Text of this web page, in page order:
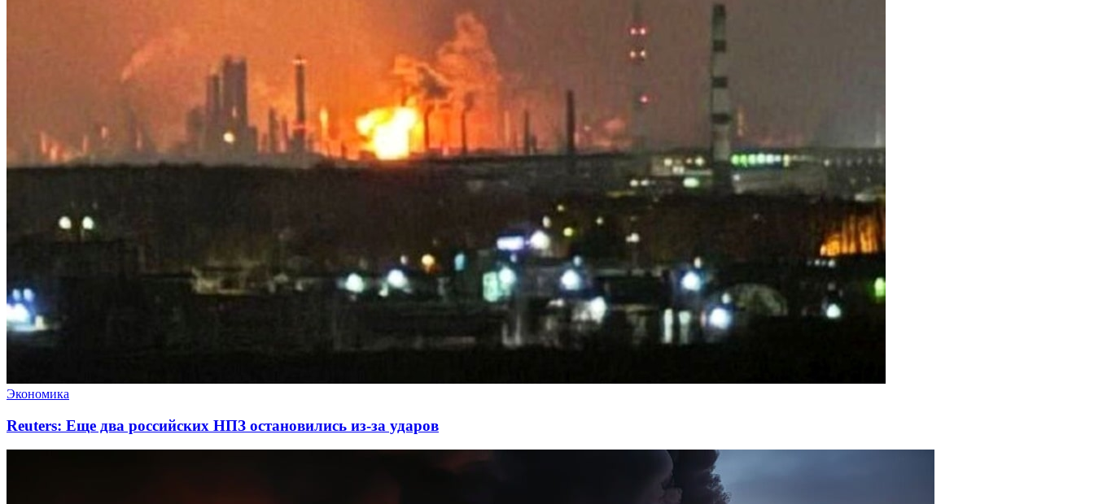
Экономика
Reuters: Еще два российских НПЗ остановились из-за ударов